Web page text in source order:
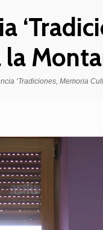
‘Tradiciones, Memoria